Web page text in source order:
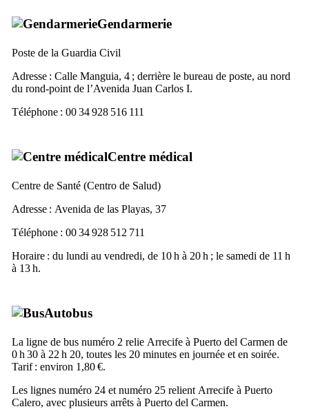
Gendarmerie
Poste de la Guardia Civil
Adresse : Calle Manguia, 4 ; derrière le bureau de poste, au nord
du rond-point de l’Avenida Juan Carlos I.
Téléphone : 00 34 928 516 111
Centre médical
Centre de Santé (Centro de Salud)
Adresse : Avenida de las Playas, 37
Téléphone : 00 34 928 512 711
Horaire : du lundi au vendredi, de 10 h à 20 h ; le samedi de 11 h
à 13 h.
Autobus
La ligne de bus numéro 2 relie Arrecife à Puerto del Carmen de
0 h 30 à 22 h 20, toutes les 20 minutes en journée et en soirée.
Tarif : environ 1,80 €.
Les lignes numéro 24 et numéro 25 relient Arrecife à Puerto
Calero, avec plusieurs arrêts à Puerto del Carmen.